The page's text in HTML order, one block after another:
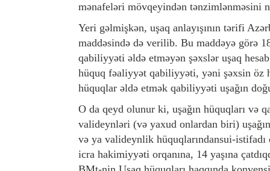
mənafeləri mövqeyindən tənzimlənməsini
Yeri gəlmişkən, uşaq anlayışının tərifi
maddəsində də verilib. Bu maddəyə görə
qabiliyyəti əldə etməyən şəxslər uşaq
hüquq fəaliyyət qabiliyyəti, yəni şəxsin
hüquqlar əldə etmək qabiliyyəti uşağın
O da qeyd olunur ki, uşağın hüquqları və
valideynləri (və yaxud onlardan biri)
və ya valideynlik hüquqlarındansui-
icra hakimiyyəti orqanına, 14 yaşına